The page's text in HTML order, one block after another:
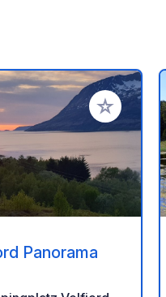
Zu Ihren
Panorama